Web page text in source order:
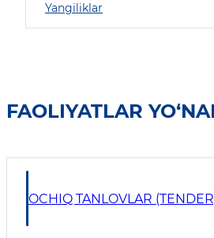
Yangiliklar
FAOLIYATLAR
OCHIQ TANLOVLAR